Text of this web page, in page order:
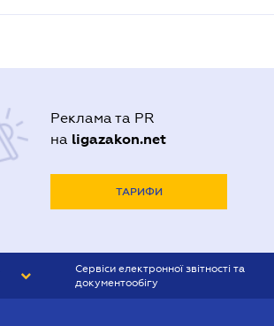
Реклама та PR
на ligazakon.net
ТАРИФИ
Сервіси електронної звітності та
документообігу